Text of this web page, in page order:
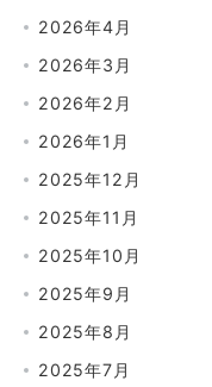
2026年4月
2026年3月
2026年2月
2026年1月
2025年12月
2025年11月
2025年10月
2025年9月
2025年8月
2025年7月